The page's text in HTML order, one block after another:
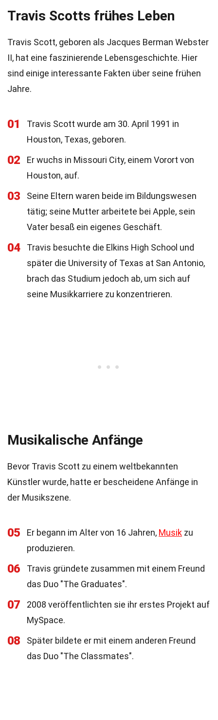
Travis Scotts frühes Leben
Travis Scott, geboren als Jacques Berman Webster
II, hat eine faszinierende Lebensgeschichte. Hier
sind einige interessante Fakten über seine frühen
Jahre.
01
Travis Scott wurde am 30. April 1991 in
Houston, Texas, geboren.
02
Er wuchs in Missouri City, einem Vorort von
Houston, auf.
03
Seine Eltern waren beide im Bildungswesen
tätig; seine Mutter arbeitete bei Apple, sein
Vater besaß ein eigenes Geschäft.
04
Travis besuchte die Elkins High School und
später die University of Texas at San Antonio,
brach das Studium jedoch ab, um sich auf
seine Musikkarriere zu konzentrieren.
Musikalische Anfänge
Bevor Travis Scott zu einem weltbekannten
Künstler wurde, hatte er bescheidene Anfänge in
der Musikszene.
05 Er begann im Alter von 16 Jahren, Musik zu
produzieren.
06
Travis gründete zusammen mit einem Freund
das Duo "The Graduates".
07
2008 veröffentlichten sie ihr erstes Projekt auf
MySpace.
08
Später bildete er mit einem anderen Freund
das Duo "The Classmates".